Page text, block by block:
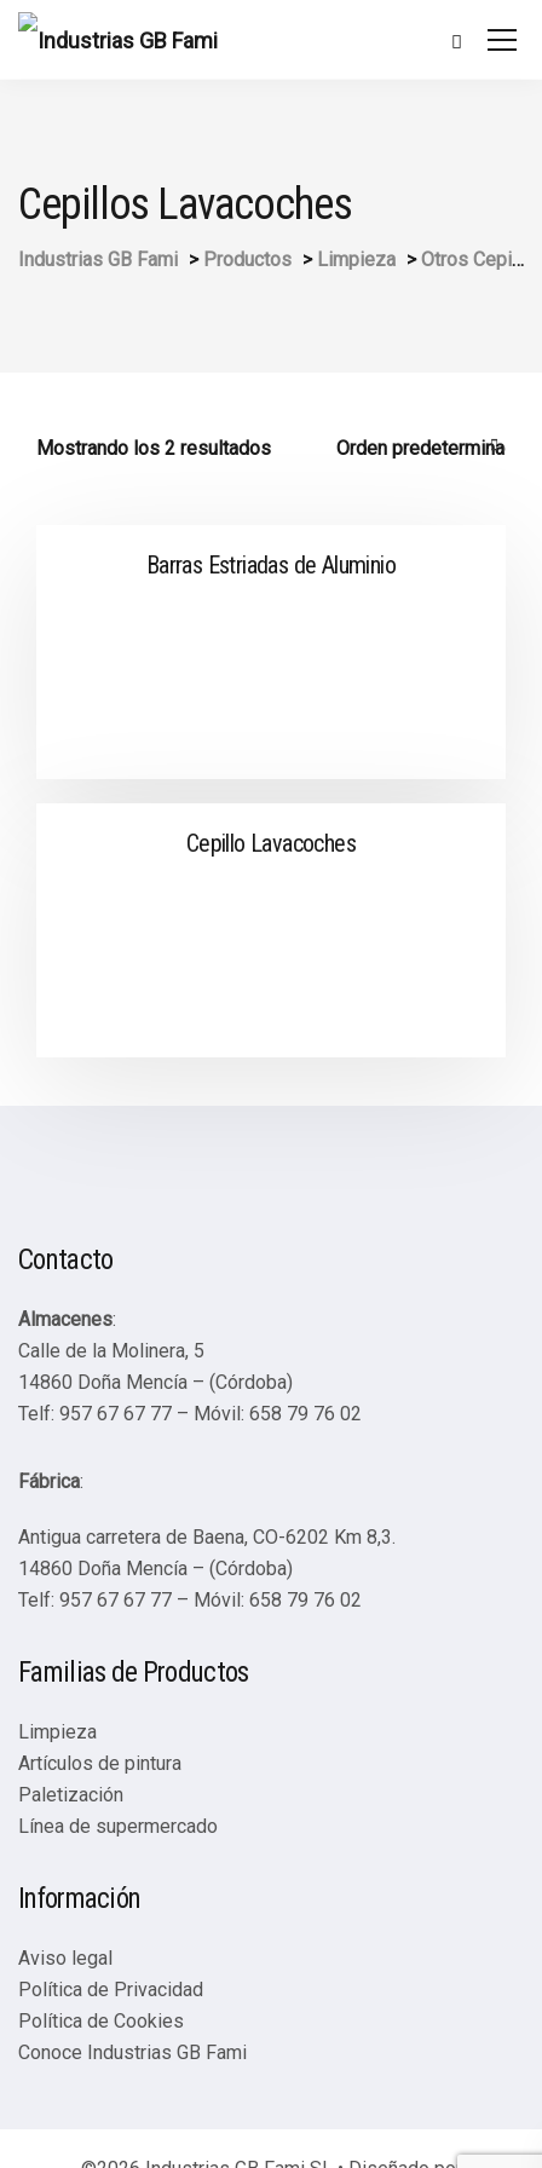
Cepillos Lavacoches
Industrias GB Fami > Productos > Limpieza >Otros Cepillos
Mostrando los 2 resultados
Barras Estriadas de Aluminio
Cepillo Lavacoches
Contacto
Almacenes:
Calle de la Molinera, 5
14860 Doña Mencía – (Córdoba)
Telf: 957 67 67 77 – Móvil: 658 79 76 02
Fábrica:
Antigua carretera de Baena, CO-6202 Km 8,3.
14860 Doña Mencía – (Córdoba)
Telf: 957 67 67 77 – Móvil: 658 79 76 02
Familias de Productos
Limpieza
Artículos de pintura
Paletización
Línea de supermercado
Información
Aviso legal
Política de Privacidad
Política de Cookies
Conoce Industrias GB Fami